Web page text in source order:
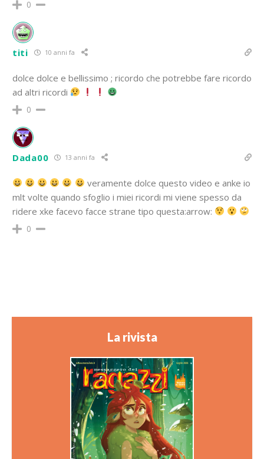
0
titi 10 anni fa
dolce dolce e bellissimo ; ricordo che potrebbe fare ricordo
ad altri ricordi
0
Dada00 13 anni fa
veramente dolce questo video e anke io
mlt volte quando sfoglio i miei ricordi mi viene spesso da
ridere xke facevo facce strane tipo questa:arrow:
0
La rivista